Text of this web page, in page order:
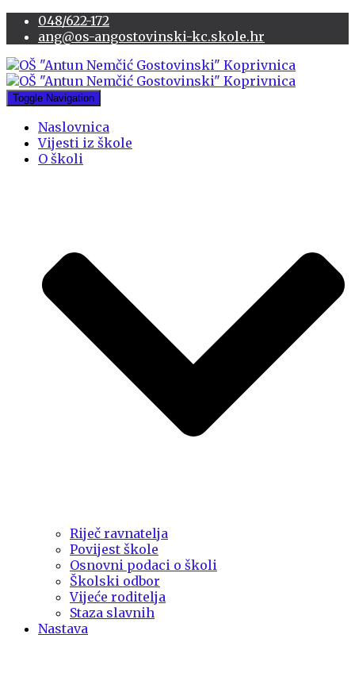
048/622-172
ang@os-angostovinski-kc.skole.hr
Toggle Navigation
Naslovnica
Vijesti iz škole
O školi
Riječ ravnatelja
Povijest škole
Osnovni podaci o školi
Školski odbor
Vijeće roditelja
Staza slavnih
Nastava